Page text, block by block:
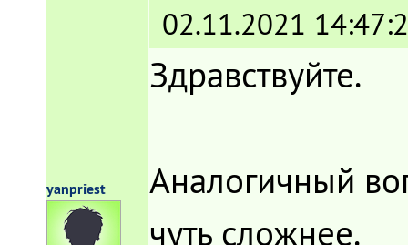
yanpriest
02.11.2021
Здравствуйте.
Аналогичный
чуть сложнее.